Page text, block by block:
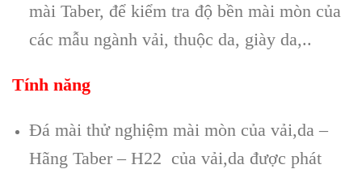
mài Taber, để kiểm tra độ bền mài mòn của
các mẫu ngành vải, thuộc da, giày da,..
Tính năng
Đá mài thử nghiệm mài mòn của vải,da –
Hãng Taber – H22 của vải,da được phát